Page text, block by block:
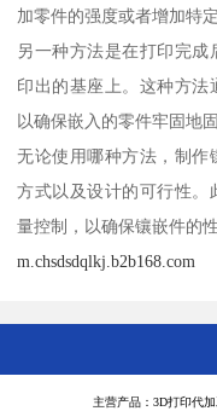
加零件的强度或者增加特定
另一种方法是在打印完
印出的基座上。这种方法
以确保嵌入的零件牢固地
无论使用哪种方法，制作
方式以及设计的可行性。
量控制，以确保镶嵌件的
m.chsdsdqlkj.b2b168.com
主营产品：3D打印代